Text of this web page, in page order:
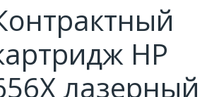
HP
лазерный